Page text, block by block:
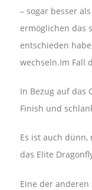
– sogar besser
ermöglichen das
entschieden
wechseln.Im Fall
In Bezug auf das
Finish und
Es ist auch dünn,
das Elite
Eine der